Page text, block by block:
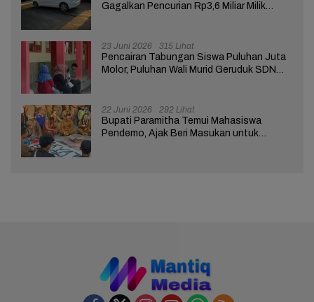
Gagalkan Pencurian Rp3,6 Miliar Milik
23 Juni 2026 315 Lihat
Pencairan Tabungan Siswa Puluhan Juta
Molor, Puluhan Wali Murid Geruduk SDN
22 Juni 2026 292 Lihat
Bupati Paramitha Temui Mahasiswa
Pendemo, Ajak Beri Masukan untuk